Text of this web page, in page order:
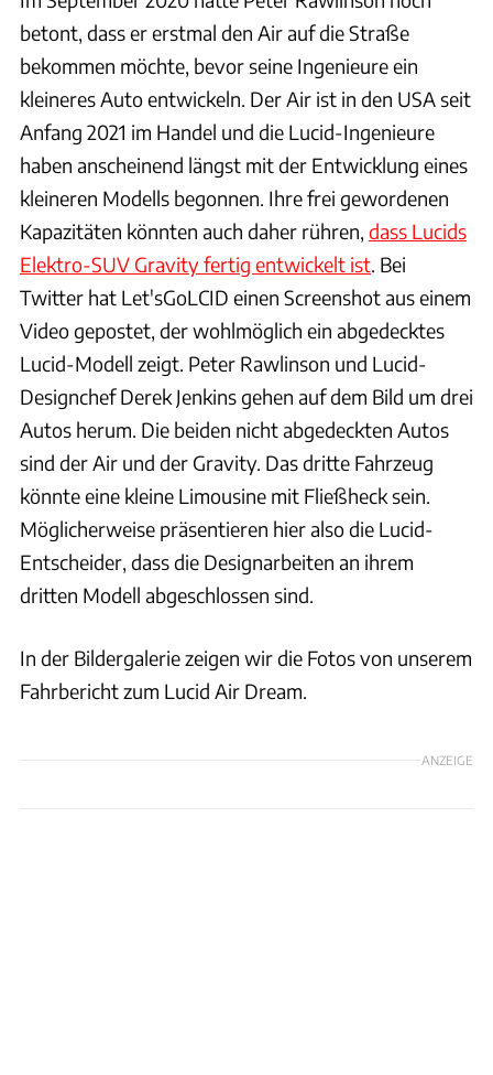
betont, dass er erstmal den Air auf die Straße
bekommen möchte, bevor seine Ingenieure ein
kleineres Auto entwickeln. Der Air ist in den USA seit
Anfang 2021 im Handel und die Lucid-Ingenieure
haben anscheinend längst mit der Entwicklung eines
kleineren Modells begonnen. Ihre frei gewordenen
Kapazitäten könnten auch daher rühren, dass Lucids
Elektro-SUV Gravity fertig entwickelt ist. Bei
Twitter hat Let'sGoLCID einen Screenshot aus einem
Video gepostet, der wohlmöglich ein abgedecktes
Lucid-Modell zeigt. Peter Rawlinson und Lucid-
Designchef Derek Jenkins gehen auf dem Bild um drei
Autos herum. Die beiden nicht abgedeckten Autos
sind der Air und der Gravity. Das dritte Fahrzeug
könnte eine kleine Limousine mit Fließheck sein.
Möglicherweise präsentieren hier also die Lucid-
Entscheider, dass die Designarbeiten an ihrem
dritten Modell abgeschlossen sind.
In der Bildergalerie zeigen wir die Fotos von unserem
Fahrbericht zum Lucid Air Dream.
ANZEIGE